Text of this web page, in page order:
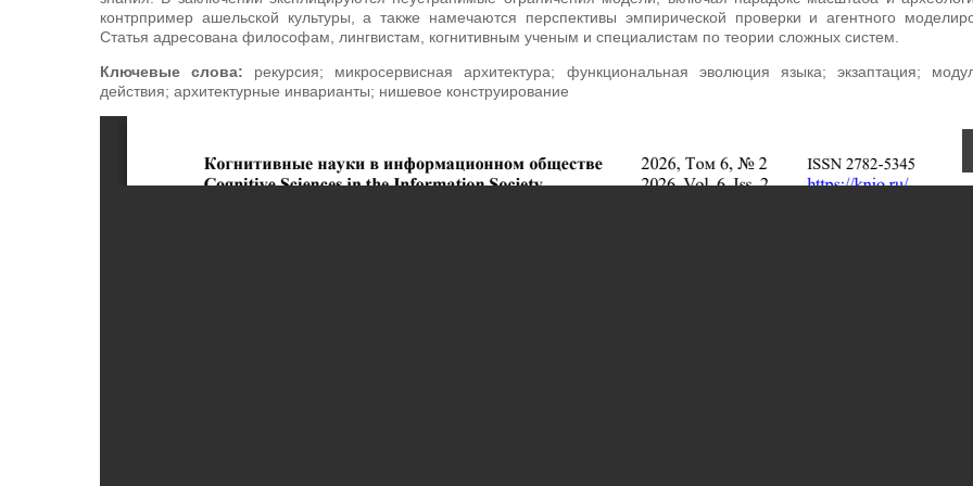
контрпример ашельской культуры, а также намечаются перспективы эмпирической проверки и агентного
Статья адресована философам, лингвистам, когнитивным ученым и специалистам по теории сложных систем.
Ключевые слова: рекурсия; микросервисная архитектура; функциональная эволюция языка; экзаптация;
действия; архитектурные инварианты; нишевое конструирование